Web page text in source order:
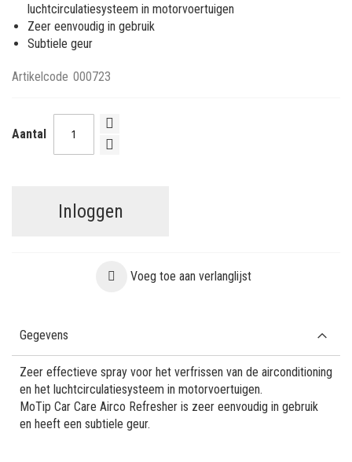
luchtcirculatiesysteem in motorvoertuigen
Zeer eenvoudig in gebruik
Subtiele geur
Artikelcode 000723
Aantal
Inloggen
Voeg toe aan verlanglijst
Gegevens
Zeer effectieve spray voor het verfrissen van de airconditioning
en het luchtcirculatiesysteem in motorvoertuigen.
MoTip Car Care Airco Refresher is zeer eenvoudig in gebruik
en heeft een subtiele geur.